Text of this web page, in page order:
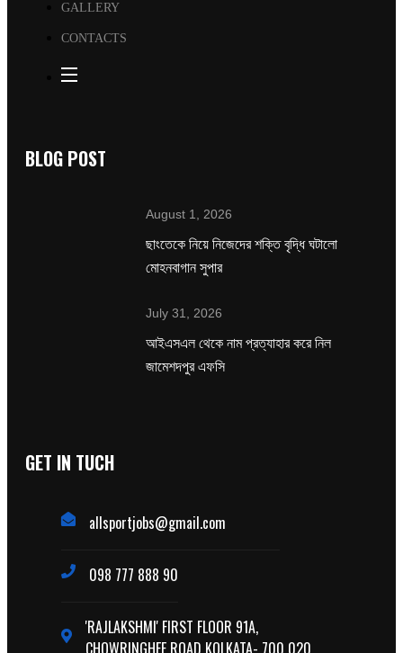
GALLERY
CONTACTS
BLOG POST
August 1, 2026
ছাংতেকে নিয়ে নিজেদের শক্তি বৃদ্ধি ঘটালো
মোহনবাগান সুপার
July 31, 2026
‌আইএসএল থেকে নাম প্রত্যাহার করে নিল
জামেশদপুর এফসি
GET IN TUCH
allsportjobs@gmail.com
098 777 888 90
'RAJLAKSHMI' FIRST FLOOR 91A,
CHOWRINGHEE ROAD KOLKATA- 700 020